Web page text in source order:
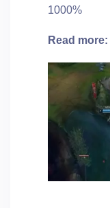
1000%
Read more: